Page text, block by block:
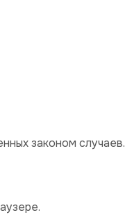
законом случаев.